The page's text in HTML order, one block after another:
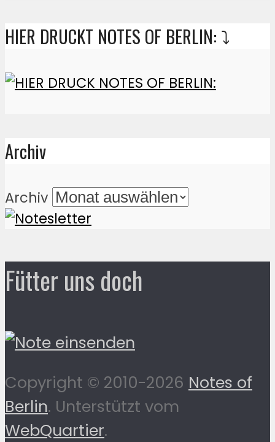
HIER DRUCKT NOTES OF BERLIN: ⤵️
Archiv
Archiv
Fütter uns doch
Copyright © 2010-2026 Notes of
Berlin. Unterstützt vom
WebQuartier.